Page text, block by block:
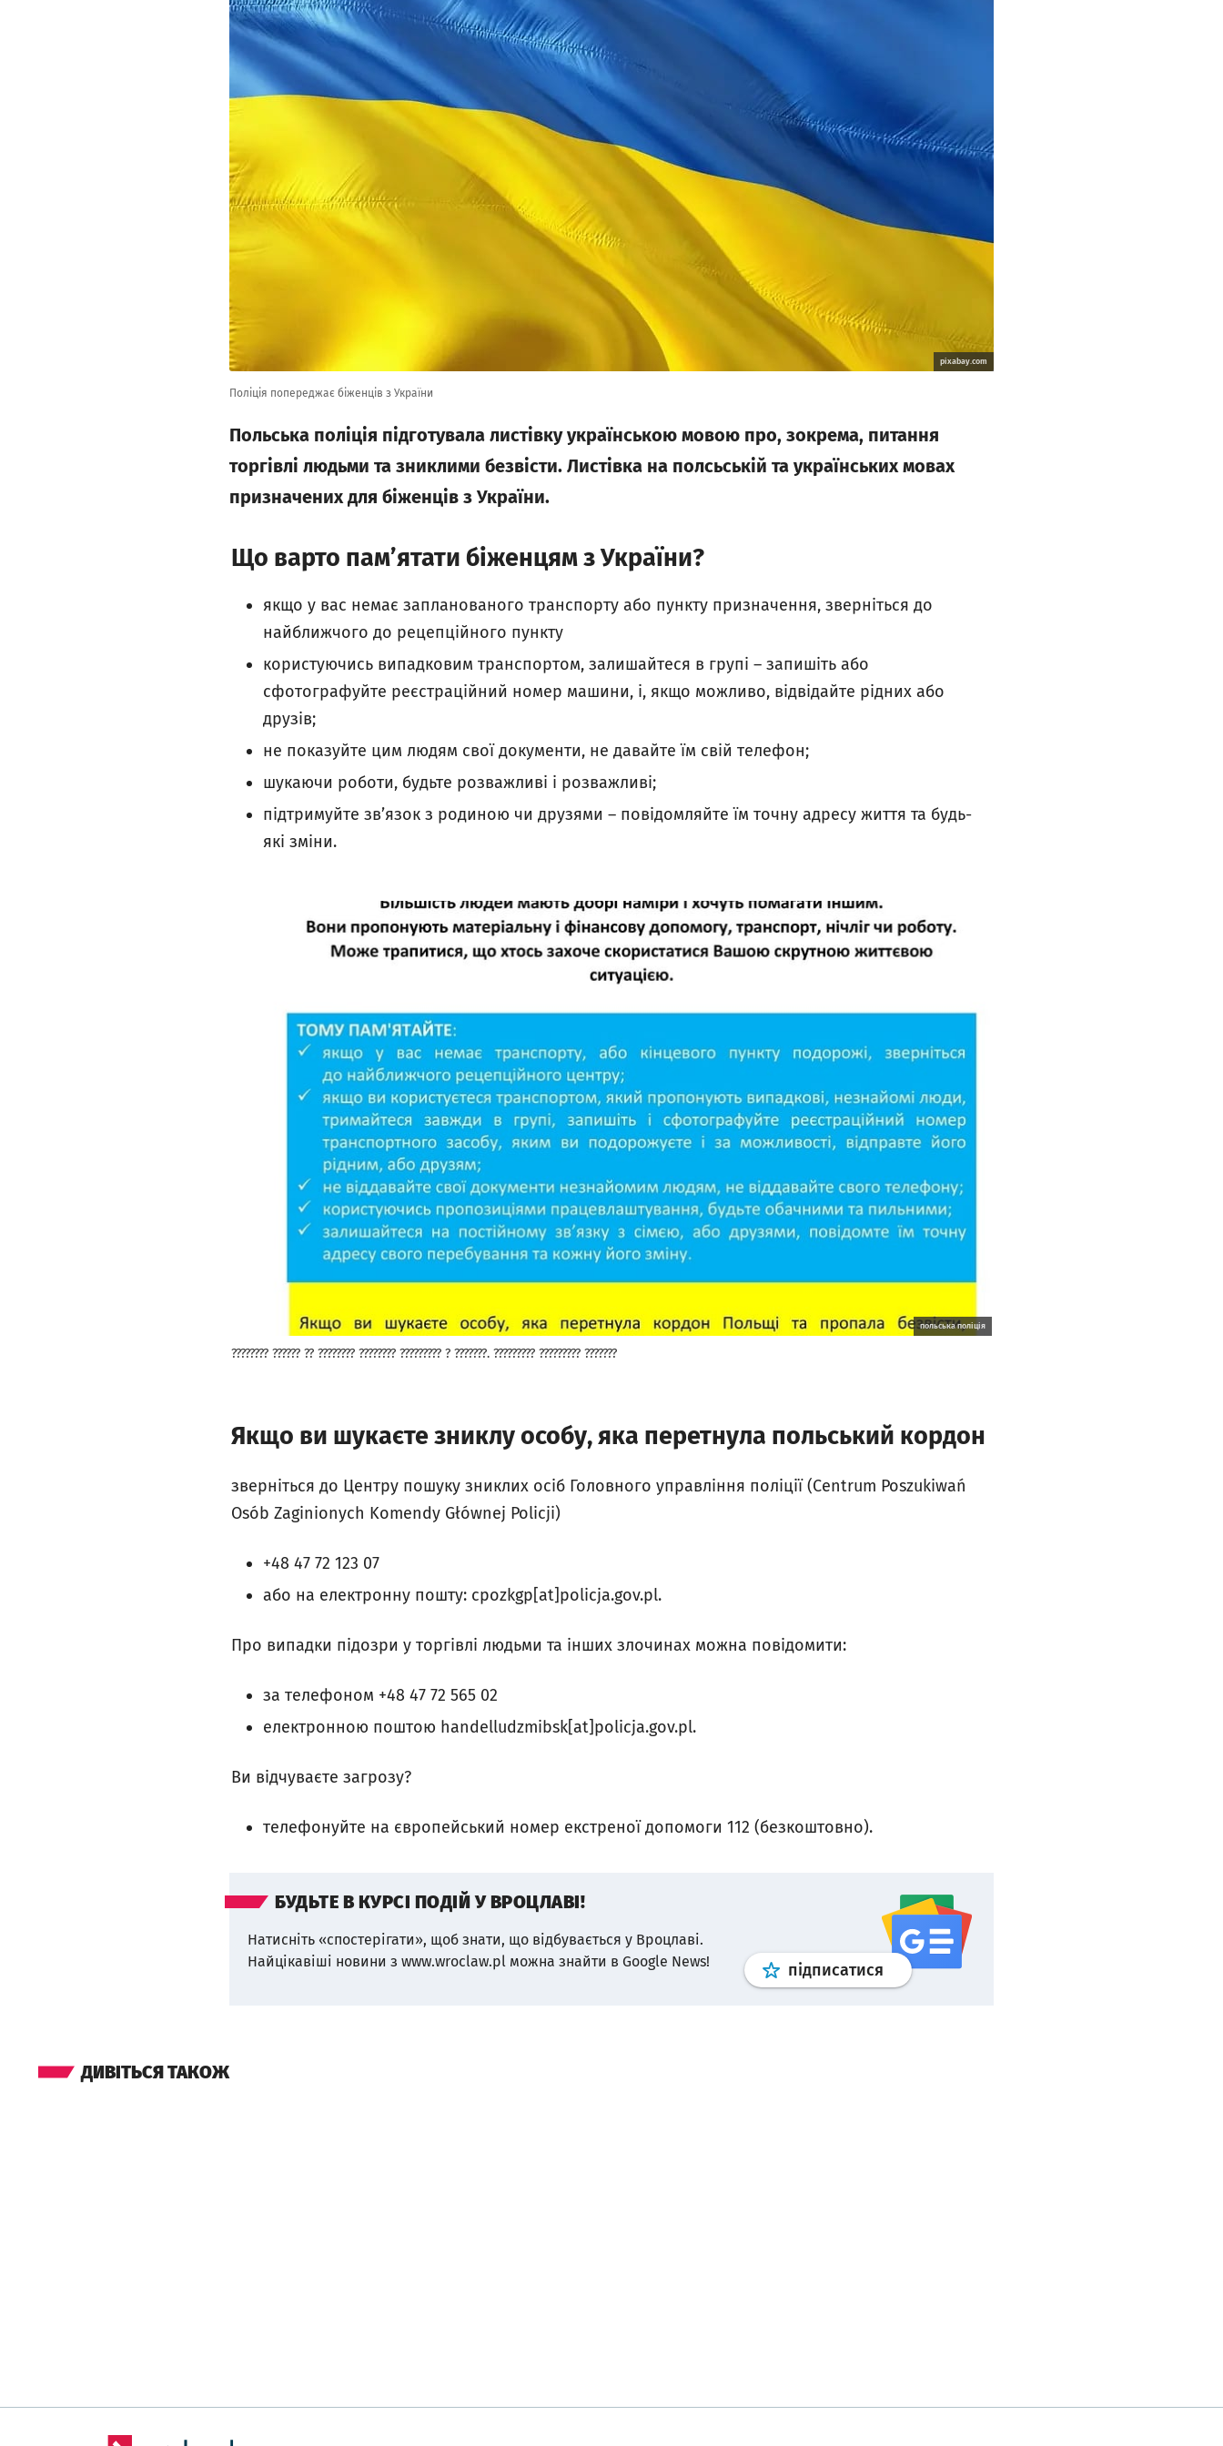
pixabay.com
Поліція попереджає біженців з України
Польська поліція підготувала листівку українською мовою про, зокрема, питання
торгівлі людьми та зниклими безвісти. Листівка на полсьськiй та українських мовах
призначених для біженців з України.
Що варто пам’ятати бiженцям з України?
якщо у вас немає запланованого транспорту або пункту призначення, зверніться до
найближчого до рецепційного пункту
користуючись випадковим транспортом, залишайтеся в групі – запишіть або
сфотографуйте реєстраційний номер машини, і, якщо можливо, відвідайте рідних або
друзів;
не показуйте цим людям свої документи, не давайте їм свій телефон;
шукаючи роботи, будьте розважливі і розважливі;
підтримуйте зв’язок з родиною чи друзями – повідомляйте їм точну адресу життя та будь-
які зміни.
польськa поліція
???????? ?????? ?? ???????? ???????? ????????? ? ???????. ????????? ????????? ???????
Якщо ви шукаєте зниклу особу, яка перетнула польський кордон
зверніться до Центру пошуку зниклих осіб Головного управління поліції (Centrum Poszukiwań
Osób Zaginionych Komendy Głównej Policji)
+48 47 72 123 07
або на електронну пошту: cpozkgp[at]policja.gov.pl.
Про випадки підозри у торгівлі людьми та інших злочинах можна повідомити:
за телефоном +48 47 72 565 02
електронною поштою handelludzmibsk[at]policja.gov.pl.
Ви відчуваєте загрозу?
телефонуйте на європейський номер екстреної допомоги 112 (безкоштовно).
БУДЬТЕ В КУРСІ ПОДІЙ У ВРОЦЛАВІ!
Натисніть «спостерігати», щоб знати, що відбувається у Вроцлаві.
Найцікавіші новини з www.wroclaw.pl можна знайти в Google News!
підписатися Профільgoogle news
ДИВІТЬСЯ ТАКОЖ